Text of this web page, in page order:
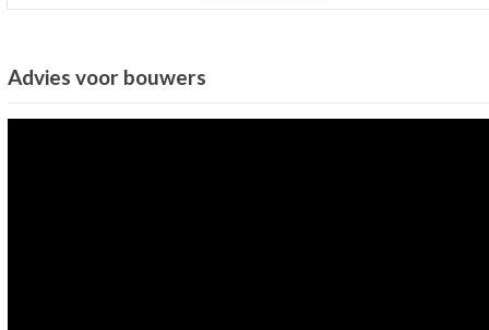
Advies voor bouwers